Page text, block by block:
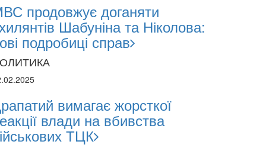
продовжує доганяти
Шабуніна та Ніколова:
подробиці справ
вимагає жорсткої
влади на вбивства
ТЦК